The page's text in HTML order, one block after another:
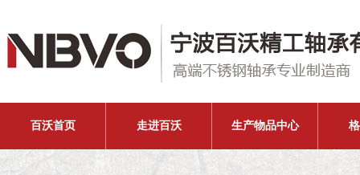
百沃首页 走进百沃 生产物品中心